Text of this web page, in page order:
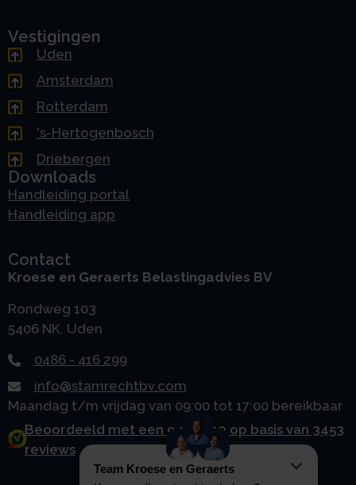
Vestigingen
Uden
Amsterdam
Rotterdam
's-Hertogenbosch
Driebergen
Downloads
Handleiding portal
Handleiding app
Contact
Kroese en Geraerts Belastingadvies BV
Rondweg 103
5406 NK, Uden
0486 - 416 299
info@stamrechtbv.com
Maandag t/m vrijdag van 09:00 tot 17:00 bereikbaar
Beoordeeld met een 9.0 uit 10 op basis van 3453
reviews